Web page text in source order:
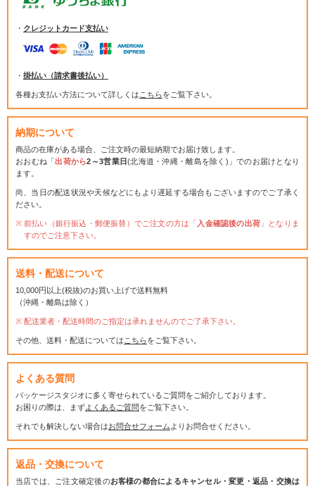
・ クレジットカード支払い
・ 掛払い（請求書後払い）
各種お支払い方法について詳しくは こちらをご覧下さい。
納期について
商品の在庫がある場合、ご注文時の最短納期でお届け致します。
おおむね「出荷から2～3営業日(北海道・沖縄・離島を除く)」でのお届けとなり
ます。
尚、当日の配送状況や天候などにもより遅延する場合もございますのでご了承く
ださい。
前払い（銀行振込・郵便振替）でご注文の方は「 入金確認後の出荷 」となりま
すのでご注意下さい。
送料・配送について
10,000円以上(税抜)のお買い上げで送料無料
（沖縄・離島は除く）
配送業者・配送時間のご指定は承れませんのでご了承下さい。
その他、送料・配送については こちらをご覧下さい。
よくある質問
パッケージスタジオに多く寄せられているご質問をご紹介しております。
お困りの際は、まずよくあるご質問をご覧下さい。
それでも解決しない場合はお問合せフォーム よりお問合せください。
返品・交換について
当店では、ご注文確定後のお客様の都合によるキャンセル・変更・返品・交換は